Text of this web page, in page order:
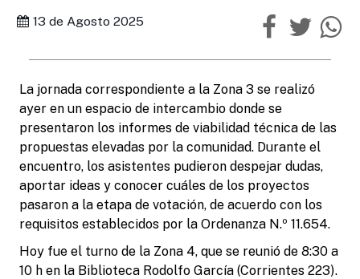
13 de Agosto 2025
La jornada correspondiente a la Zona 3 se realizó
ayer en un espacio de intercambio donde se
presentaron los informes de viabilidad técnica de las
propuestas elevadas por la comunidad. Durante el
encuentro, los asistentes pudieron despejar dudas,
aportar ideas y conocer cuáles de los proyectos
pasaron a la etapa de votación, de acuerdo con los
requisitos establecidos por la Ordenanza N.º 11.654.
Hoy fue el turno de la Zona 4, que se reunió de 8:30 a
10 h en la Biblioteca Rodolfo García (Corrientes 223).